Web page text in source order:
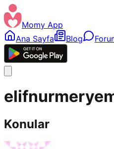
Momy App
Ana Sayfa
Blog
Konular